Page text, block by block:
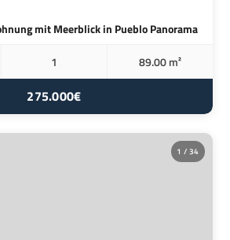
mit Meerblick in Pueblo Panorama
1 89.00 m²
275.000€
1 / 34